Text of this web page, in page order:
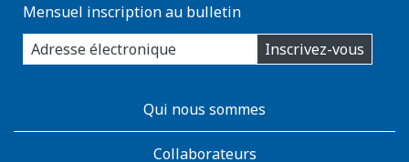
Mensuel inscription au bulletin
enter
you
email
Inscrivez-vous
AboutKidsHealthQui nous sommes
Collaborateurs